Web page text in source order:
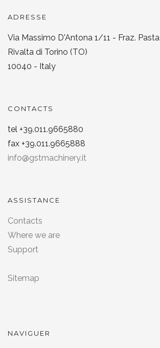
ADRESSE
Via Massimo D'Antona 1/11 - Fraz. Pasta
Rivalta di Torino (TO)
10040 - Italy
CONTACTS
tel +39.011.9665880
fax +39.011.9665888
info@gstmachinery.it
ASSISTANCE
Contacts
Where we are
Support
Sitemap
NAVIGUER